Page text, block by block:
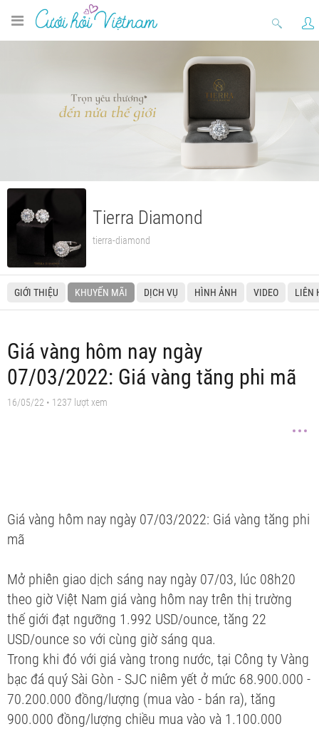
Tierra Diamond
tierra-diamond
GIỚI THIỆU KHUYẾN MÃI DỊCH VỤ HÌNH ẢNH VIDEO LIÊN
Giá vàng hôm nay ngày
07/03/2022: Giá vàng tăng phi mã
16/05/22 • 1237 lượt xem
Giá vàng hôm nay ngày 07/03/2022: Giá vàng tăng phi
mã
Mở phiên giao dịch sáng nay ngày 07/03, lúc 08h20
theo giờ Việt Nam giá vàng hôm nay trên thị trường
thế giới đạt ngưỡng 1.992 USD/ounce, tăng 22
USD/ounce so với cùng giờ sáng qua.
Trong khi đó với giá vàng trong nước, tại Công ty Vàng
bạc đá quý Sài Gòn - SJC niêm yết ở mức 68.900.000 -
70.200.000 đồng/lượng (mua vào - bán ra), tăng
900.000 đồng/lượng chiều mua vào và 1.100.000